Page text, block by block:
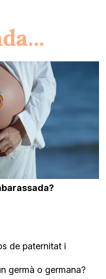
de paternitat i
germà o germana?